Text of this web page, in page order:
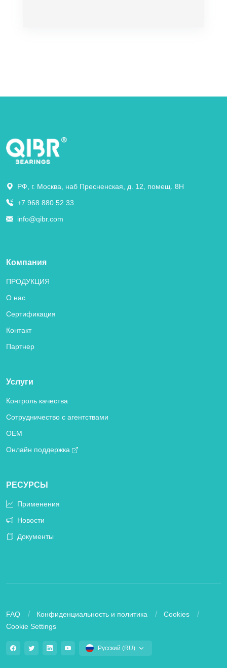
РФ, г. Москва, наб Пресненская, д. 12, помещ. 8Н
+7 968 880 52 33
info@qibr.com
Компания
ПРОДУКЦИЯ
О нас
Сертификация
Контакт
Партнер
Услуги
Контроль качества
Сотрудничество с агентствами
OEM
Онлайн поддержка
РЕСУРСЫ
Применения
Новости
Документы
FAQ Конфиденциальность и политика
Cookies
Cookie Settings
Русский (RU)